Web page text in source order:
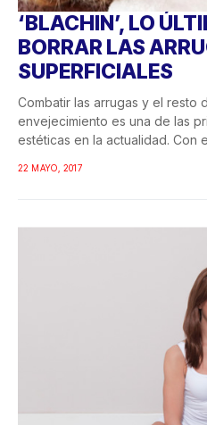
‘BLACHIN’, LO
BORRAR LAS
SUPERFICIALES
Combatir las arrugas y el resto
envejecimiento es una de las
estéticas en la actualidad. Con
22 MAYO, 2017